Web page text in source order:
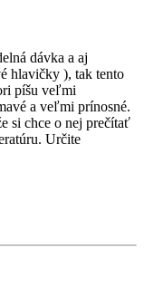
dávka a aj
hlavičky ), tak tento
píšu veľmi
a veľmi prínosné.
si chce o nej prečítať
Určite